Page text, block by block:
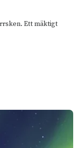
Ett mäktigt